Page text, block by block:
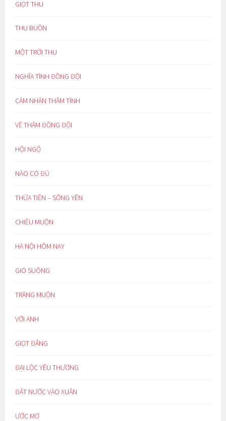
GIỌT THU
THU BUỒN
MỘT TRỜI THU
NGHĨA TÌNH ĐỒNG ĐỘI
CẢM NHẬN THÂM TÌNH
VỀ THĂM ĐỒNG ĐỘI
HỘI NGỘ
NÀO CÓ ĐỦ
THỪA TIỀN – SỐNG YÊN
CHIỀU MUỘN
HÀ NỘI HÔM NAY
GIÓ SUÔNG
TRĂNG MUỘN
VỚI ANH
GIỌT ĐẮNG
ĐẠI LỘC YÊU THƯƠNG
ĐẤT NƯỚC VÀO XUÂN
ƯỚC MƠ